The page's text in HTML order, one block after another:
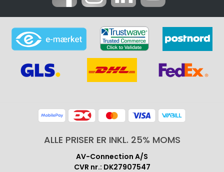
ALLE PRISER ER INKL. 25% MOMS
AV-Connection A/S
CVR nr.: DK27907547